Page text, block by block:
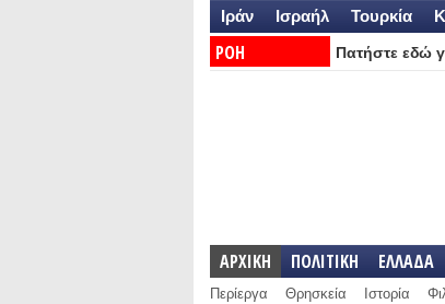
Ιράν Ισραήλ Τουρκία
ΡΟΗ
Πατήστε εδώ
ΑΡΧΙΚΗ ΠΟΛΙΤΙΚΗ ΕΛΛΑΔΑ
Περίεργα Θρησκεία Ιστορία